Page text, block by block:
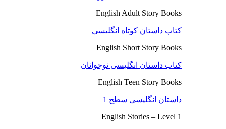
English Adult Story Books
کتاب داستان کوتاه انگلیسی
English Short Story Books
کتاب داستان انگلیسی نوجوانان
English Teen Story Books
داستان انگلیسی سطح 1
English Stories – Level 1